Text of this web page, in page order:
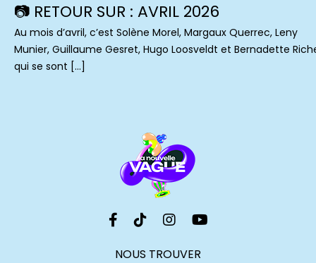
📷 RETOUR SUR : AVRIL 2026
Au mois d’avril, c’est Solène Morel, Margaux Querrec, Leny
Munier, Guillaume Gesret, Hugo Loosveldt et Bernadette
qui se sont […]
NOUS TROUVER